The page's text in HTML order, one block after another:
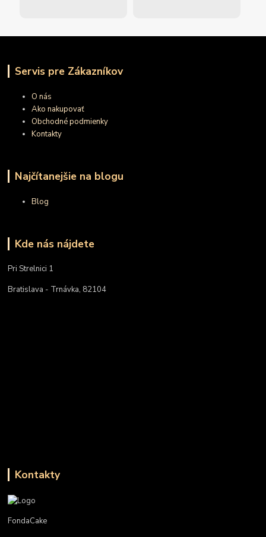
Servis pre Zákazníkov
O nás
Ako nakupovať
Obchodné podmienky
Kontakty
Najčítanejšie na blogu
Blog
Kde nás nájdete
Pri Strelnici 1
Bratislava - Trnávka, 82104
Kontakty
FondaCake